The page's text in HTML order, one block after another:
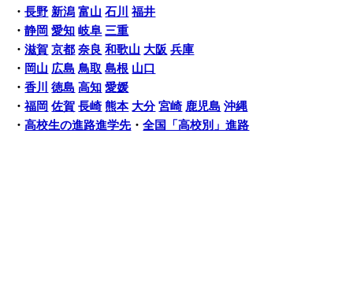
・長野 新潟 富山 石川
福井
・静岡 愛知 岐阜 三重
・滋賀 京都 奈良 和歌山 大阪 兵庫
・ 岡山 広島 鳥取 島根 山口
・香川 徳島 高知 愛媛
・福岡 佐賀 長崎 熊本 大分 宮崎 鹿児島 沖縄
・高校生の進路進学先・全国「高校別」進路